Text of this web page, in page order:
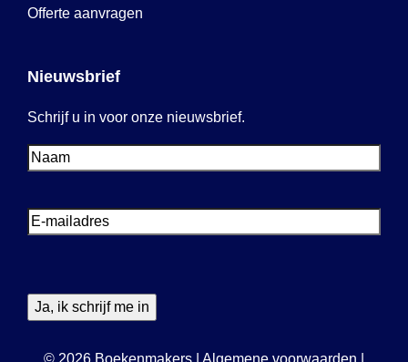
Offerte aanvragen
Nieuwsbrief
Schrijf u in voor onze nieuwsbrief.
Voornaam
E-
mailadres
© 2026 Boekenmakers Algemene voorwaarden